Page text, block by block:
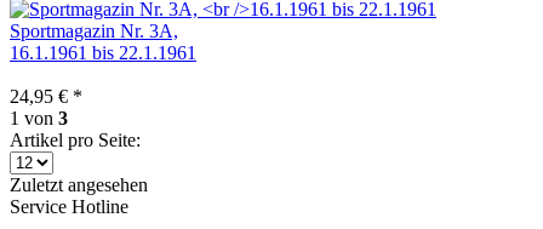
Sportmagazin Nr. 3A,
16.1.1961 bis 22.1.1961
24,95 € *
1 von 3
Artikel pro Seite:
Zuletzt angesehen
Service Hotline